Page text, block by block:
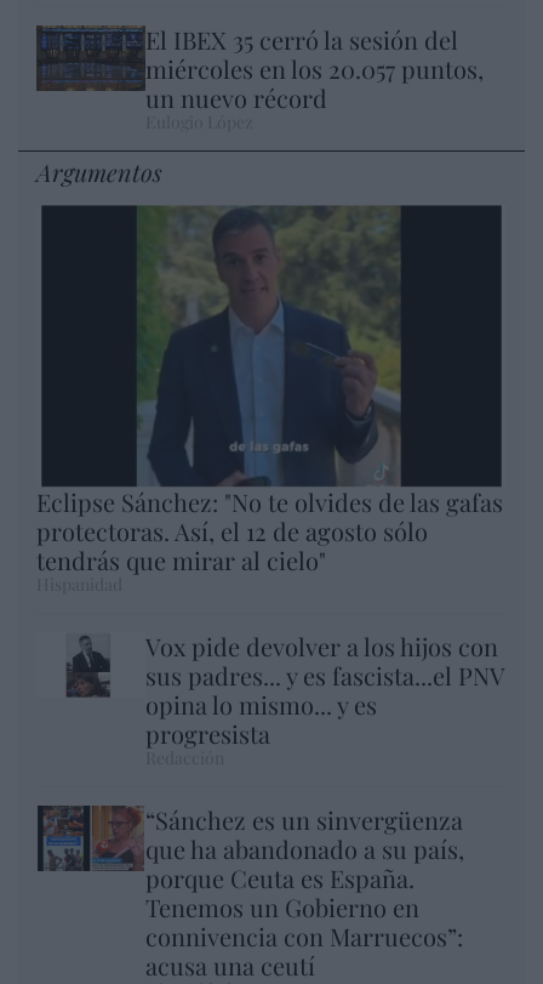
El IBEX 35 cerró la sesión del
miércoles en los 20.057 puntos,
un nuevo récord
Argumentos
Eclipse Sánchez: "No te olvides de las gafas
protectoras. Así, el 12 de agosto sólo
tendrás que mirar al cielo"
Vox pide devolver a los hijos con
sus padres... y es fascista...el PNV
opina lo mismo... y es
progresista
“Sánchez es un sinvergüenza
que ha abandonado a su país,
porque Ceuta es España.
Tenemos un Gobierno en
connivencia con Marruecos”:
acusa una ceutí